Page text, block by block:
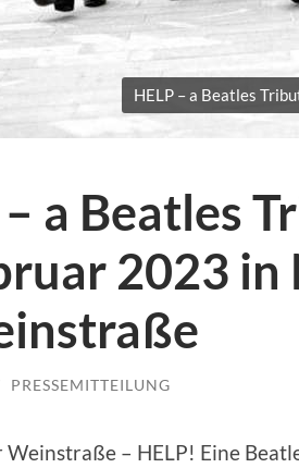
HELP – a Beatles
– a Beatles
2023
PRESSEMITTEILUNG
Weinstraße – HELP! Eine